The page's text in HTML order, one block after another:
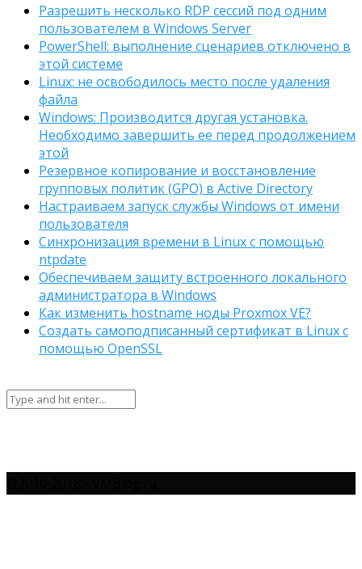
Разрешить несколько RDP сессий под одним
пользователем в Windows Server
PowerShell: выполнение сценариев отключено в
этой системе
Linux: не освободилось место после удаления
файла
Windows: Производится другая установка.
Необходимо завершить ее перед продолжением
этой
Резервное копирование и восстановление
групповых политик (GPO) в Active Directory
Настраиваем запуск службы Windows от имени
пользователя
Синхронизация времени в Linux с помощью
ntpdate
Обеспечиваем защиту встроенного локального
администратора в Windows
Как изменить hostname ноды Proxmox VE?
Создать самоподписанный сертификат в Linux с
помощью OpenSSL